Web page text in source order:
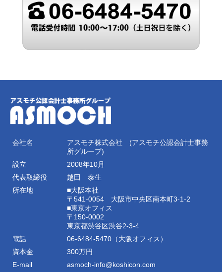
会社名
アスモチ株式会社 (アスモチ公認会計士事務
所グループ)
設立
2008年10月
代表取締役
越田 泰生
所在地
■大阪本社
〒541-0054 大阪市中央区南本町3-1-2
■東京オフィス
〒150-0002
東京都渋谷区渋谷2-3-4
電話
06-6484-5470（大阪オフィス）
資本金
300万円
E-mail
asmoch-info@koshicon.com